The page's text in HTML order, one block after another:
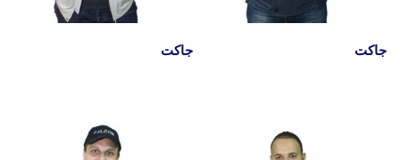
جاكت جاكت